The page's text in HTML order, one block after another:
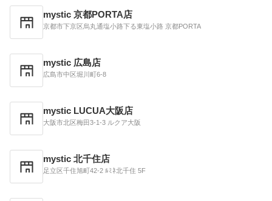
mystic 京都PORTA店
京都市下京区烏丸通塩小路下る東塩小路 京都PORTA
mystic 広島店
広島市中区堀川町6-8
mystic LUCUA大阪店
大阪市北区梅田3-1-3 ルクア大阪
mystic 北千住店
足立区千住旭町42-2 ﾙﾐﾈ北千住 5F